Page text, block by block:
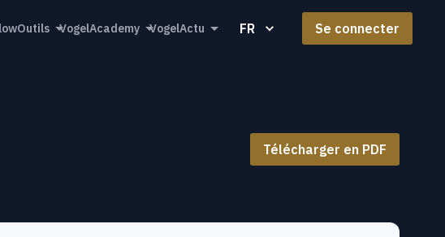
Outils VogelAcademy VogelActu FR Se connecter
Télécharger en PDF